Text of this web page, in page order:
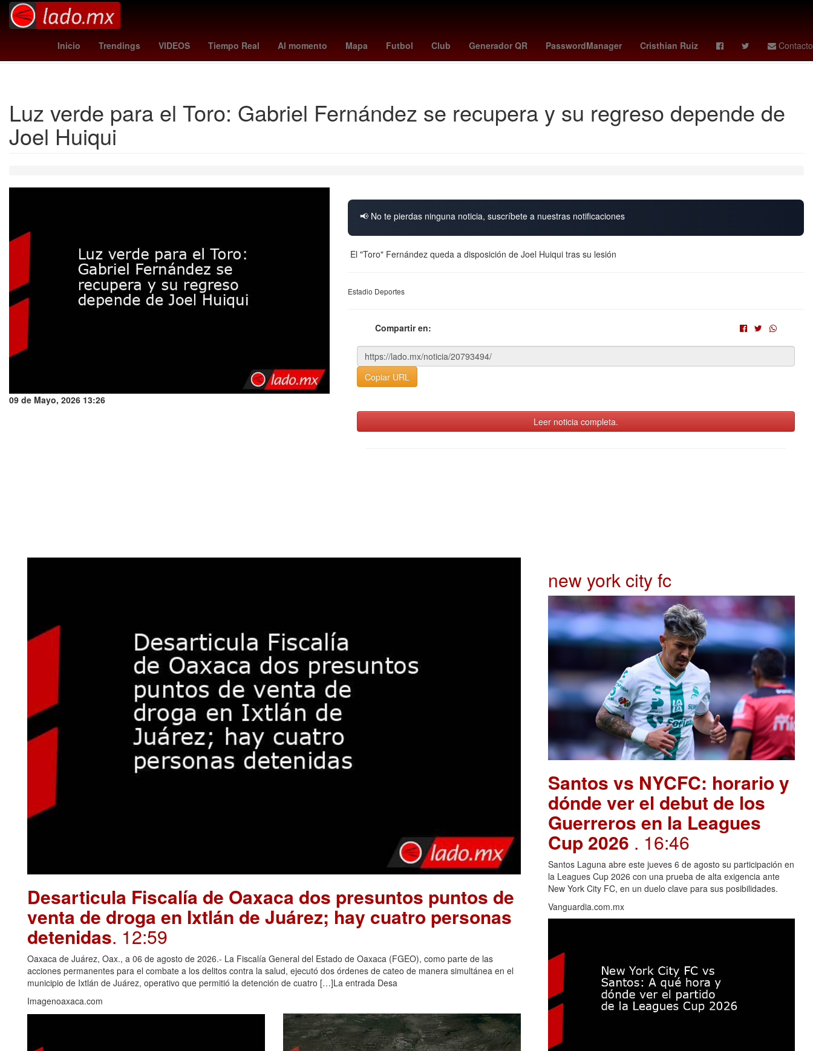
Inicio Trendings VIDEOS Tiempo Real Al momento Mapa Futbol Club Generador QR PasswordManager Cristhian Ruiz Contacto
hidemasa morita magic - bucks suspension de clases 10 de noviembre tabla goleo mundial 2026 One Direction deportivo cali - pasto Marc Cucurella
ebola virus
Resultados Loteria Nacional Sorteo Mayor
Maíz transgénico
Luz verde para el Toro: Gabriel Fernández se recupera y su regreso depende de
Joel Huiqui
09 de Mayo, 2026 13:26
📢 No te pierdas ninguna noticia, suscríbete a nuestras notificaciones
El "Toro" Fernández queda a disposición de Joel Huiqui tras su lesión
Estadio Deportes
Compartir en:
Copiar URL
Leer noticia completa.
Desarticula Fiscalía de Oaxaca dos presuntos puntos de
venta de droga en Ixtlán de Juárez; hay cuatro personas
detenidas. 12:59
Oaxaca de Juárez, Oax., a 06 de agosto de 2026.- La Fiscalía General del Estado de Oaxaca (FGEO), como parte de las
acciones permanentes para el combate a los delitos contra la salud, ejecutó dos órdenes de cateo de manera simultánea en el
municipio de Ixtlán de Juárez, operativo que permitió la detención de cuatro […]La entrada Desa
Imagenoaxaca.com
new york city fc
Santos vs NYCFC: horario y
dónde ver el debut de los
Guerreros en la Leagues
Cup 2026 . 16:46
Santos Laguna abre este jueves 6 de agosto su participación en
la Leagues Cup 2026 con una prueba de alta exigencia ante
New York City FC, en un duelo clave para sus posibilidades.
Vanguardia.com.mx